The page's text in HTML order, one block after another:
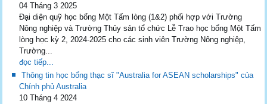
04 Tháng 3 2025
Đại diện quỹ học bổng Một Tấm lòng (1&2) phối hợp với Trường
Nông nghiệp và Trường Thủy sản tổ chức Lễ Trao học bổng Một Tấm
lòng học kỳ 2, 2024-2025 cho các sinh viên Trường Nông nghiệp,
Trường...
đọc tiếp...
Thông tin học bổng thạc sĩ "Australia for ASEAN scholarships" của
Chính phủ Australia
10 Tháng 4 2024